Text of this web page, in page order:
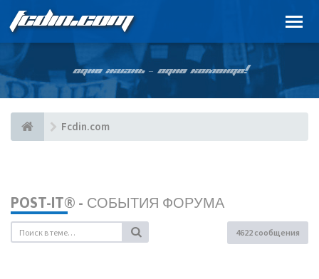
FCDIN.COM
ОДНА ЖИЗНЬ – ОДНА КОМАНДА!
Fcdin.com
POST-IT® - СОБЫТИЯ ФОРУМА
4622 сообщения